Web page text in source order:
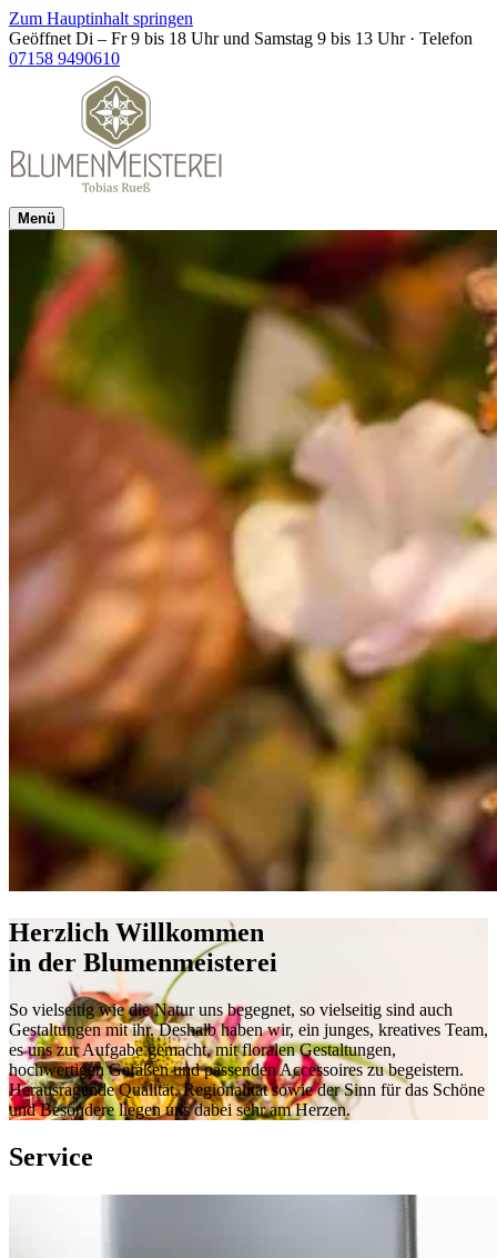
Zum Hauptinhalt springen
Geöffnet Di – Fr 9 bis 18 Uhr und Samstag 9 bis 13 Uhr · Telefon
07158 9490610
Menü
Herzlich Willkommen
in der Blumenmeisterei
So vielseitig wie die Natur uns begegnet, so vielseitig sind auch
Gestaltungen mit ihr. Deshalb haben wir, ein junges, kreatives Team,
es uns zur Aufgabe gemacht, mit floralen Gestaltungen,
hochwertigen Gefäßen und passenden Accessoires zu begeistern.
Herausragende Qualität, Regionalität sowie der Sinn für das Schöne
und Besondere liegen uns dabei sehr am Herzen.
Service